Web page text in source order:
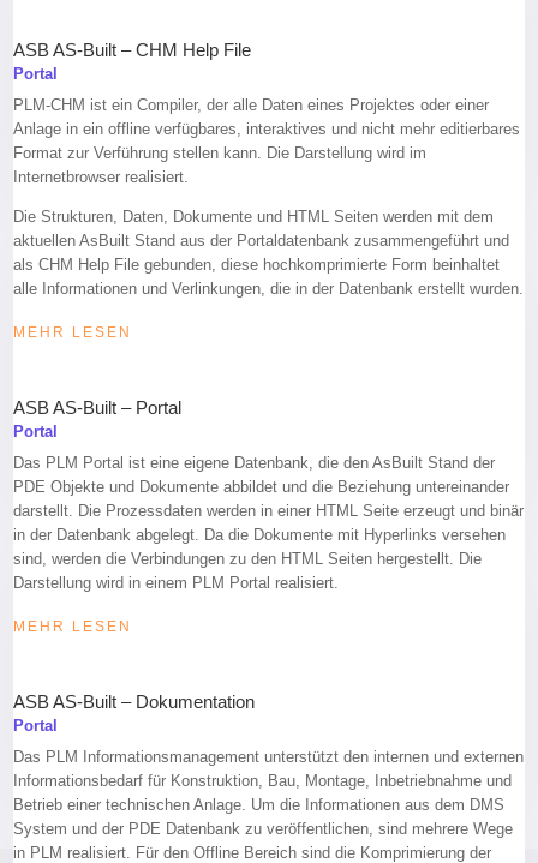
ASB AS-Built – CHM Help File
Portal
PLM-CHM ist ein Compiler, der alle Daten eines Projektes oder einer
Anlage in ein offline verfügbares, interaktives und nicht mehr editierbares
Format zur Verführung stellen kann. Die Darstellung wird im
Internetbrowser realisiert.
Die Strukturen, Daten, Dokumente und HTML Seiten werden mit dem
aktuellen AsBuilt Stand aus der Portaldatenbank zusammengeführt und
als CHM Help File gebunden, diese hochkomprimierte Form beinhaltet
alle Informationen und Verlinkungen, die in der Datenbank erstellt wurden.
MEHR LESEN
ASB AS-Built – Portal
Portal
Das PLM Portal ist eine eigene Datenbank, die den AsBuilt Stand der
PDE Objekte und Dokumente abbildet und die Beziehung untereinander
darstellt. Die Prozessdaten werden in einer HTML Seite erzeugt und binär
in der Datenbank abgelegt. Da die Dokumente mit Hyperlinks versehen
sind, werden die Verbindungen zu den HTML Seiten hergestellt. Die
Darstellung wird in einem PLM Portal realisiert.
MEHR LESEN
ASB AS-Built – Dokumentation
Portal
Das PLM Informationsmanagement unterstützt den internen und externen
Informationsbedarf für Konstruktion, Bau, Montage, Inbetriebnahme und
Betrieb einer technischen Anlage. Um die Informationen aus dem DMS
System und der PDE Datenbank zu veröffentlichen, sind mehrere Wege
in PLM realisiert. Für den Offline Bereich sind die Komprimierung der